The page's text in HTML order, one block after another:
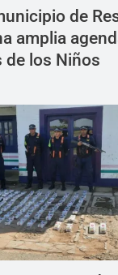
de
amplia
de los Niños